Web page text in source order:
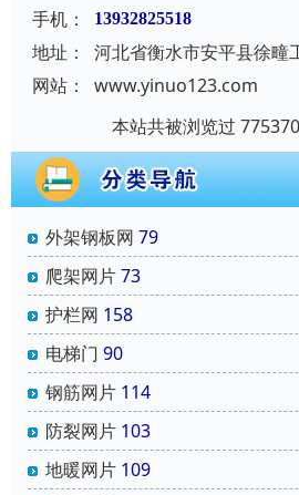
手机：
13932825518
地址：
河北省衡水市安平县徐疃
网站：
www.yinuo123.com
本站共被浏览过
外架钢板网 79
爬架网片73
护栏网 158
电梯门 90
钢筋网片 114
防裂网片 103
地暖网片 109